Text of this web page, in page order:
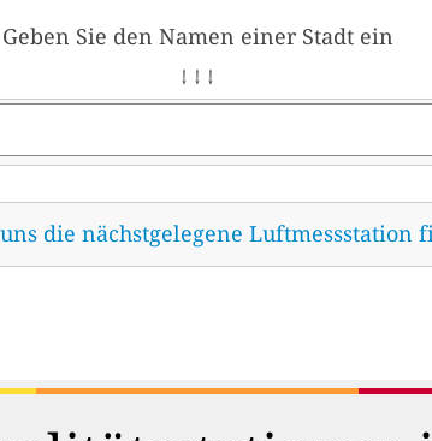
Geben Sie den Namen einer Stadt ein
↓ ↓ ↓
die nächstgelegene Luftmessstation